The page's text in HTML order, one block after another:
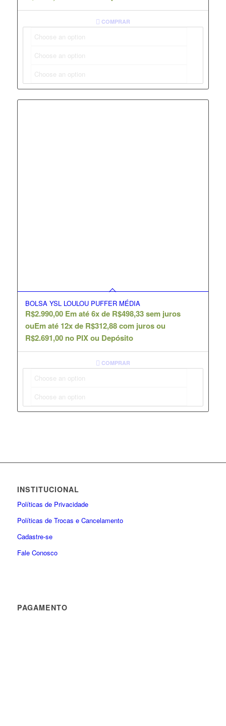
COMPRAR
BOLSA YSL LOULOU PUFFER MÉDIA
R$2.990,00 Em até 6x de R$498,33sem juros
ouEm até 12x de R$312,88com juros ou
R$2.691,00 no PIX ou Depósito
COMPRAR
INSTITUCIONAL
Políticas de Privacidade
Políticas de Trocas e Cancelamento
Cadastre-se
Fale Conosco
PAGAMENTO